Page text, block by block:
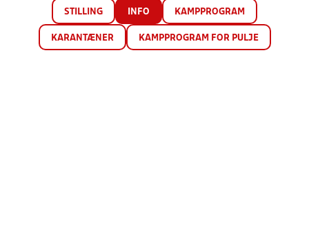
STILLING INFO KAMPPROGRAM
KARANTÆNER KAMPPROGRAM FOR PULJE